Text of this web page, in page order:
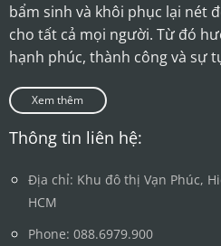
bẩm sinh và khôi phục lại nét
cho tất cả mọi người. Từ đó
hạnh phúc, thành công và sự
Xem thêm
Thông tin liên hệ:
Địa chỉ: Khu đô thị Vạn Phúc,
HCM
Phone: 088.6979.900